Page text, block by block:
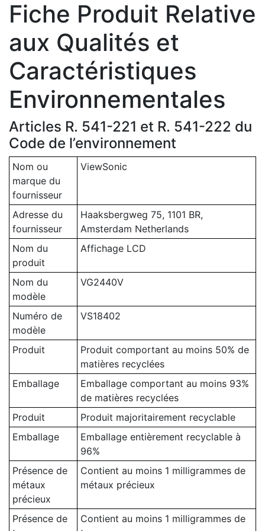
Fiche Produit Relative
aux Qualités et
Caractéristiques
Environnementales
Articles R. 541-221 et R. 541-222 du
Code de l’environnement
Nom ou
marque du
fournisseur
ViewSonic
Adresse du
fournisseur
Haaksbergweg 75, 1101 BR,
Amsterdam Netherlands
Nom du
produit
Affichage LCD
Nom du
modèle
VG2440V
Numéro de
modèle
VS18402
Produit
Produit comportant au moins 50% de
matières recyclées
Emballage
Emballage comportant au moins 93%
de matières recyclées
Produit
Produit majoritairement recyclable
Emballage
Emballage entièrement recyclable à
96%
Présence de
métaux
précieux
Contient au moins 1 milligrammes de
métaux précieux
Présence de
Contient au moins 1 milligrammes de